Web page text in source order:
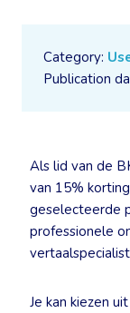
Category:
Publication
Als lid van de
van 15%
geselecteerde
professionele
Je kan kiezen